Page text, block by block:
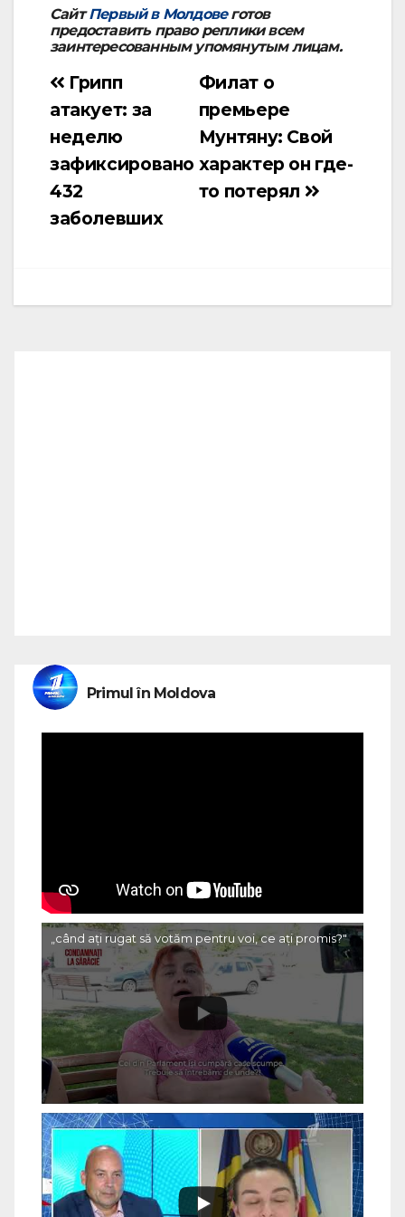
СайтПервый в Молдовеготов
предоставить право реплики всем
заинтересованным упомянутым лицам.
Навигация
по
записям
Филат о
премьере
Мунтяну: Свой
характер он где-
то потерял
Грипп
атакует: за
неделю
зафиксировано
432
заболевших
Primul în Moldova
„când ați rugat să votăm pentru voi, ce ați promis?"